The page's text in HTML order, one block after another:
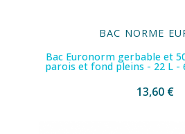
BAC NORME
Bac Euronorm gerbable et
parois et fond pleins - 22 L -
13,60 €